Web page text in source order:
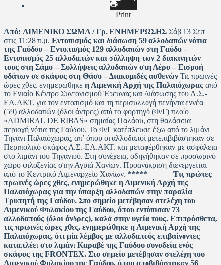
Print
Από: ΛΙΜΕΝΙΚΟ ΣΩΜΑ / Γρ. ΕΝΗΜΕΡΩΣΗΣ Σάβ 13 Σεπ
στις 11:28 π.μ. Εντοπισμός και διάσωση 59 αλλοδαπών νότια
της Γαύδου – Εντοπισμός 129 αλλοδαπών στη Γαύδο –
Εντοπισμός 25 αλλοδαπών και σύλληψη των 2 διακινητών
τους στη Σάμο – Συλλήψεις αλλοδαπών στη Λέρο – Εισροή
υδάτων σε σκάφος στη Θάσο – Διακομιδές ασθενών Τις πρωινές
ώρες χθες, ενημερώθηκε η Λιμενική Αρχή της Παλαιόχωρας από
το Ενιαίο Κέντρο Συντονισμού Έρευνας και Διάσωσης του Λ.Σ.-
ΕΛ.ΑΚΤ. για τον εντοπισμό και τη περισυλλογή πενήντα εννέα
(59) αλλοδαπών (όλοι άντρες) από το φορτηγό (Φ/Γ) πλοίο
«ADMIRAL DE RIBAS» σημαίας Παλάου, στη θαλάσσια
περιοχή νότια της Γαύδου. Το Φ/Γ κατέπλευσε έξω από το λιμάνι
Τηγάνι Παλαιόχωρας, απ’ όπου οι αλλοδαποί μετεπιβιβάστηκαν σε
Περιπολικό σκάφος Λ.Σ.-ΕΛ.ΑΚΤ. και μεταφέρθηκαν με ασφάλεια
στο λιμάνι του Τηγανιού. Στη συνέχεια, οδηγήθηκαν σε προσωρινό
χώρο φιλοξενίας στην Αγυιά Χανίων. Προανάκριση διενεργείται
από το Κεντρικό Λιμεναρχείο Χανίων. *****
Τις πρώτες
πρωινές ώρες χθες, ενημερώθηκε η Λιμενική Αρχή της
Παλαιόχωρας για την ύπαρξη αλλοδαπών στην παραλία
Τρυπητή της Γαύδου. Στο σημείο μετέβησαν στελέχη του
Λιμενικού Φυλακίου της Γαύδου, όπου εντόπισαν 73
αλλοδαπούς (όλοι άνδρες), καλά στην υγεία τους. Επιπρόσθετα,
τις πρωινές ώρες χθες, ενημερώθηκε η Λιμενική Αρχή της
Παλαιόχωρας, ότι μία λέμβος με αλλοδαπούς επιβαίνοντες
καταπλέει στο λιμάνι Καραβέ της Γαύδου συνοδεία ενός
σκάφος της FRONTEX. Στο σημείο μετέβησαν στελέχη του
Λιμενικού Φυλακίου της Γαύδου, όπου αποβιβάστηκαν 56